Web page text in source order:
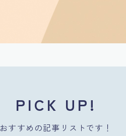
PICK UP!
おすすめの記事リストです！